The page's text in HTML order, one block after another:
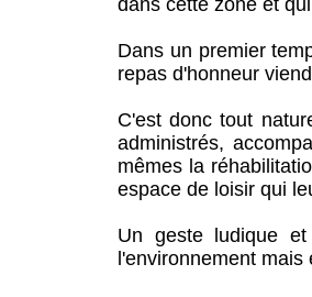
dans cette zone et
Dans un premier
repas d'honneur
C'est donc tout
administrés,
mêmes la
espace de loisir qui
Un geste ludique
l'environnement